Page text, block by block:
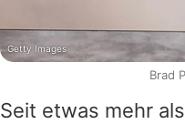
Seit etwas mehr
Getty Images
Brad